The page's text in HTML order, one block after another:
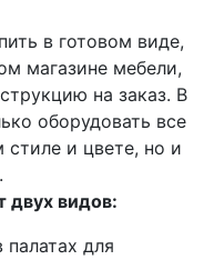
в готовом виде,
магазине мебели,
на заказ. В
оборудовать все
и цвете, но и
двух видов:
палатах для